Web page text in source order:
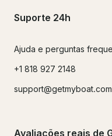
Suporte 24h
Ajuda e perguntas
+1 818 927 2148
support@getmyboat.com
Avaliações reais de